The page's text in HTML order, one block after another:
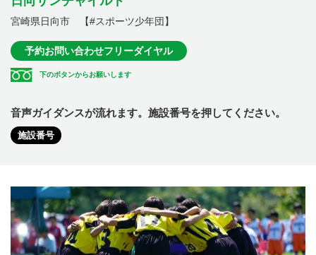
宮崎県日向市 【#スポーツ少年団】
予約お問い合わせフリーダイヤル
下のボタンからお願いします
音声ガイダンスが流れます。施設番号を押してください。
施設番号